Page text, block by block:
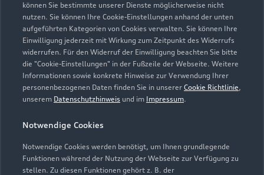
können Sie bestimmte unserer Dienste möglicherweise nicht
nutzen. Sie können Ihre Cookie-Einstellungen anhand der unten
aufgeführten Kategorien von Cookies verwalten. Sie können Ihre
Einwilligung jederzeit mit Wirkung zum Zeitpunkt des Widerrufs
widerrufen. Für den Widerruf der Einwilligung beachten Sie bitte
die "Cookie-Einstellungen" in der Fußzeile der Webseite. Weitere
Informationen sowie konkrete Hinweise zur Verwendung Ihrer
personenbezogenen Daten finden Sie in unserer Cookie Richtlinie,
unserem Datenschutzhinweis und im Impressum.
Notwendige Cookies
Notwendige Cookies werden benötigt, um Ihnen grundlegende
Funktionen während der Nutzung der Webseite zur Verfügung zu
stellen. Zu diesen Funktionen gehört z. B. der
Zur Reparatur